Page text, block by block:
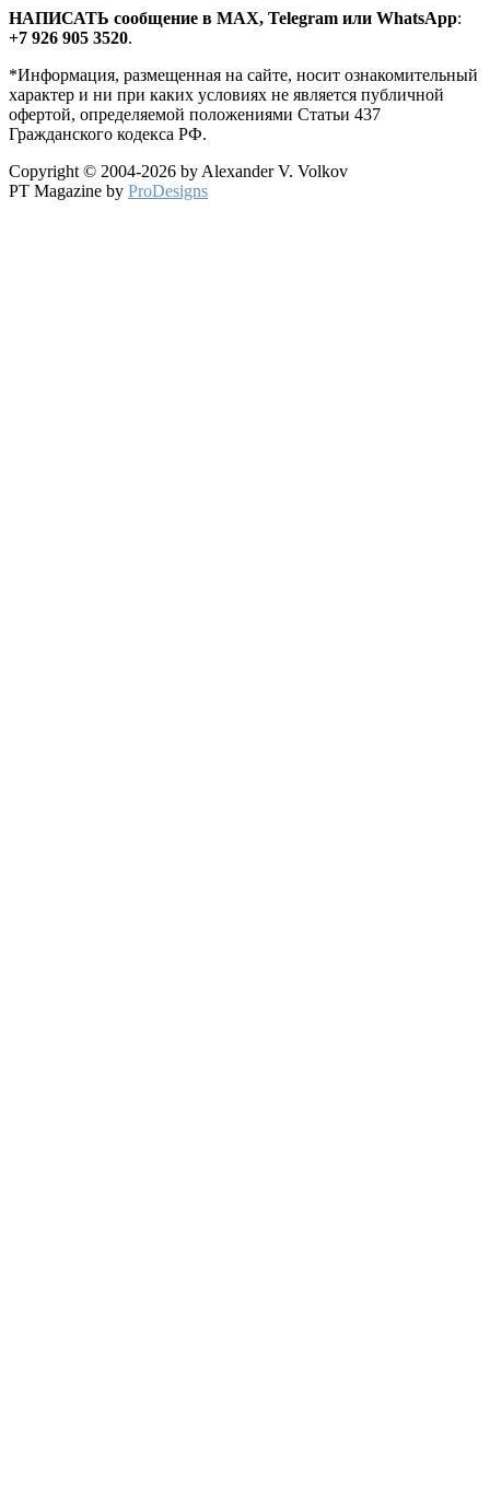
HАПИСАТЬ сообщение в MAX, Telegram или WhatsApp:
+7 926 905 3520.
*Информация, размещенная на сайте, носит ознакомительный
характер и ни при каких условиях не является публичной
офертой, определяемой положениями Статьи 437
Гражданского кодекса РФ.
Copyright © 2004-2026 by Alexander V. Volkov
PT Magazine by ProDesigns